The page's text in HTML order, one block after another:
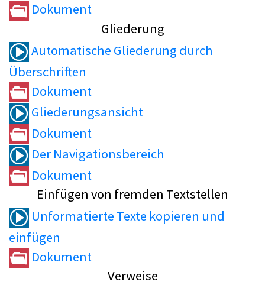
Dokument
Gliederung
Automatische Gliederung durch
Überschriften
Dokument
Gliederungsansicht
Dokument
Der Navigationsbereich
Dokument
Einfügen von fremden Textstellen
Unformatierte Texte kopieren und
einfügen
Dokument
Verweise